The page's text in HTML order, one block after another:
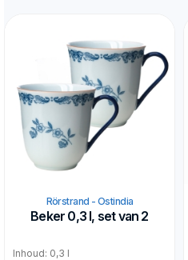
Rörstrand - Ostindia
Beker 0,3 l, set van 2
Inhoud: 0,3 l